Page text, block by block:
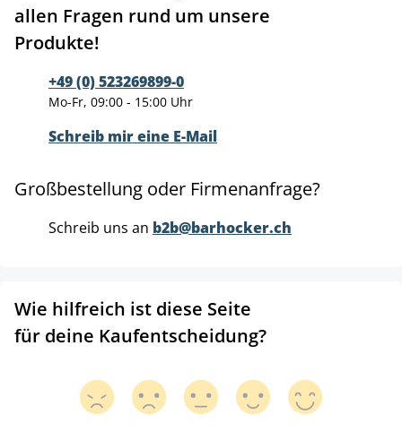
allen Fragen rund um unsere
Produkte!
+49 (0) 523269899-0
Mo-Fr, 09:00 - 15:00 Uhr
Schreib mir eine E-Mail
Großbestellung oder Firmenanfrage?
Schreib uns an b2b@barhocker.ch
Wie hilfreich ist diese Seite
für deine Kaufentscheidung?